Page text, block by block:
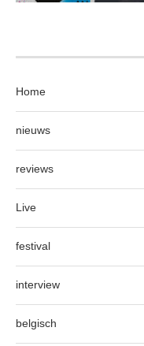
Home
nieuws
reviews
Live
festival
interview
belgisch